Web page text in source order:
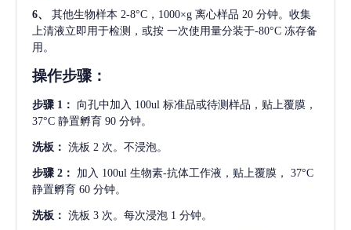
6、 其他生物样本 2-8°C，1000×g 离心样品 20 分钟。收集
上清液立即用于检测，或按 一次使用量分装于-80°C 冻存备
用。
操作步骤：
步骤 1： 向孔中加入 100ul 标准品或待测样品，贴上覆膜，
37°C 静置孵育 90 分钟。
洗板： 洗板 2 次。不浸泡。
步骤 2： 加入 100ul 生物素-抗体工作液，贴上覆膜， 37°C
静置孵育 60 分钟。
洗板： 洗板 3 次。每次浸泡 1 分钟。